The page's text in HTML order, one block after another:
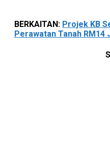
BERKAITAN: Projek KB
Perawatan Tanah